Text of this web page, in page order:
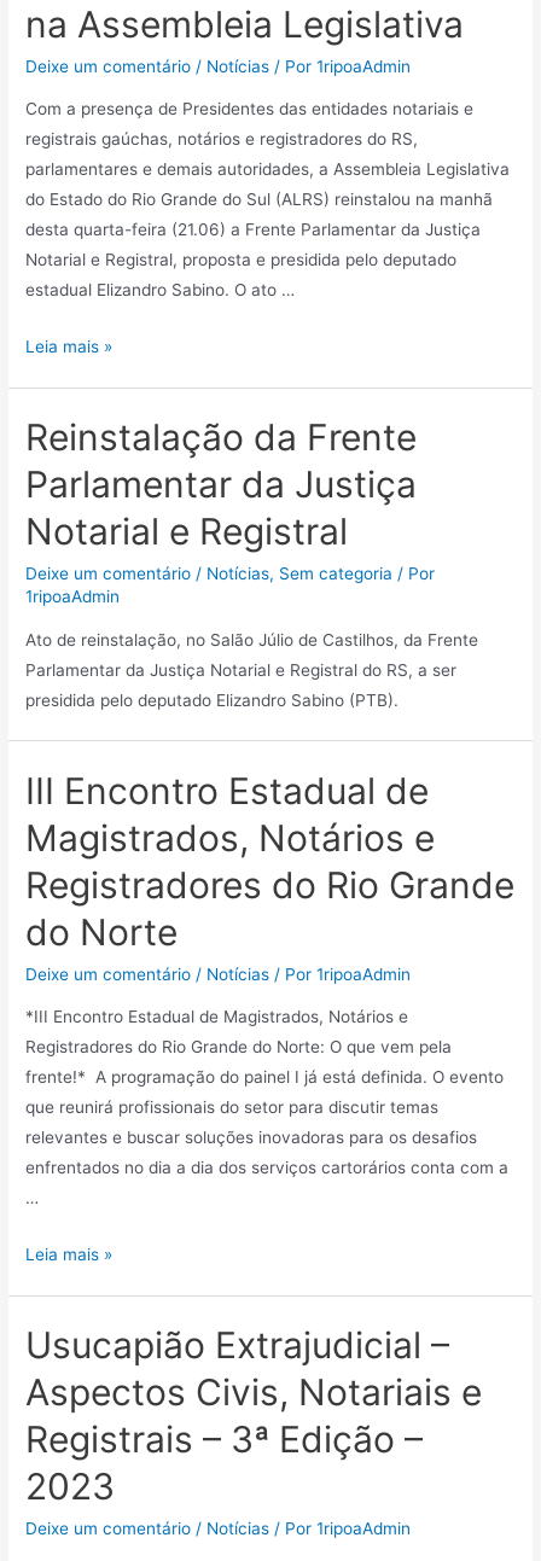
na Assembleia Legislativa
Deixe um comentário / Notícias / Por1ripoaAdmin
Com a presença de Presidentes das entidades notariais e
registrais gaúchas, notários e registradores do RS,
parlamentares e demais autoridades, a Assembleia Legislativa
do Estado do Rio Grande do Sul (ALRS) reinstalou na manhã
desta quarta-feira (21.06) a Frente Parlamentar da Justiça
Notarial e Registral, proposta e presidida pelo deputado
estadual Elizandro Sabino. O ato …
Leia mais »
Reinstalação da Frente
Parlamentar da Justiça
Notarial e Registral
Deixe um comentário / Notícias, Sem categoria / Por
1ripoaAdmin
Ato de reinstalação, no Salão Júlio de Castilhos, da Frente
Parlamentar da Justiça Notarial e Registral do RS, a ser
presidida pelo deputado Elizandro Sabino (PTB).
III Encontro Estadual de
Magistrados, Notários e
Registradores do Rio Grande
do Norte
Deixe um comentário / Notícias / Por1ripoaAdmin
*III Encontro Estadual de Magistrados, Notários e
Registradores do Rio Grande do Norte: O que vem pela
frente!* A programação do painel I já está definida. O evento
que reunirá profissionais do setor para discutir temas
relevantes e buscar soluções inovadoras para os desafios
enfrentados no dia a dia dos serviços cartorários conta com a
…
Leia mais »
Usucapião Extrajudicial –
Aspectos Civis, Notariais e
Registrais – 3ª Edição –
2023
Deixe um comentário / Notícias / Por1ripoaAdmin